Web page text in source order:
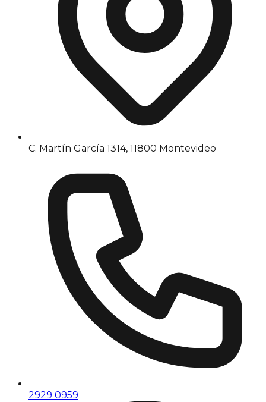
C. Martín García 1314, 11800 Montevideo
2929 0959